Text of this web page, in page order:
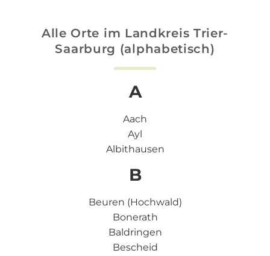
Alle Orte im Landkreis Trier-
Saarburg (alphabetisch)
A
Aach
Ayl
Albithausen
B
Beuren (Hochwald)
Bonerath
Baldringen
Bescheid